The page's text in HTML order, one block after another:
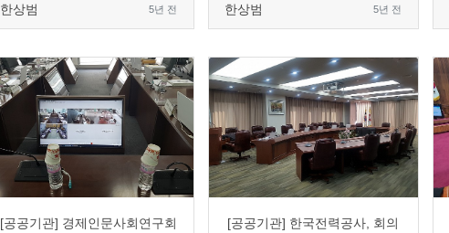
한상범
5년 전 한상범 5년 전
0 2 0
[공공기관] 경제인문사회연구회
0 1686 2 0
[공공기관] 한국전력공사, 회의